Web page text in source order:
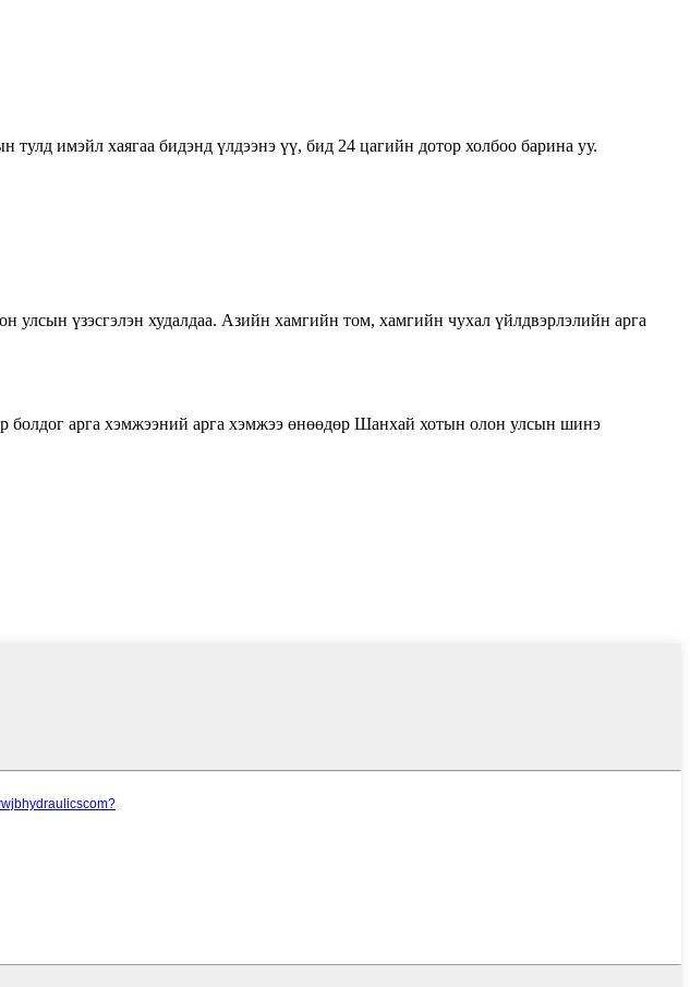
тулд имэйл хаягаа бидэнд үлдээнэ үү, бид 24 цагийн дотор холбоо барина уу.
үзэсгэлэн худалдаа. Азийн хамгийн том, хамгийн чухал үйлдвэрлэлийн арга
арга хэмжээний арга хэмжээ өнөөдөр Шанхай хотын олон улсын шинэ